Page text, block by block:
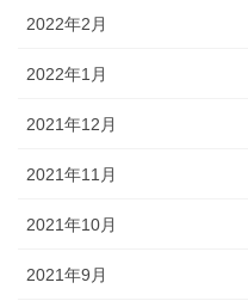
2022年2月
2022年1月
2021年12月
2021年11月
2021年10月
2021年9月